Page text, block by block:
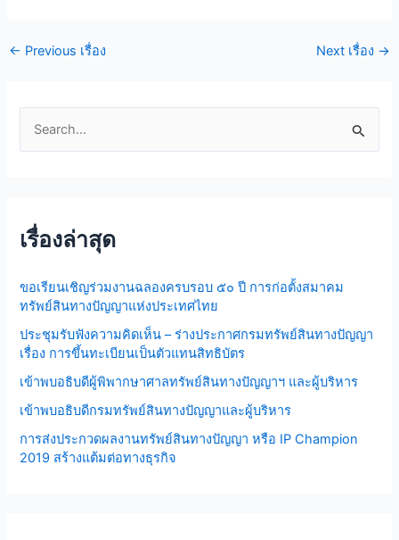
← Previous เรื่อง Next เรื่อง →
c
f
o
r
เรื่องล่าสุด
ขอเรียนเชิญร่วมงานฉลองครบรอบ ๕๐ ปี การก่อตั้งสมาคม
ทรัพย์สินทางปัญญาแห่งประเทศไทย
ประชุมรับฟังความคิดเห็น – ร่างประกาศกรมทรัพย์สินทางปัญญา
เรื่อง การขึ้นทะเบียนเป็นตัวแทนสิทธิบัตร
เข้าพบอธิบดีผู้พิพากษาศาลทรัพย์สินทางปัญญาฯ และผู้บริหาร
เข้าพบอธิบดีกรมทรัพย์สินทางปัญญาและผู้บริหาร
การส่งประกวดผลงานทรัพย์สินทางปัญญา หรือ IP Champion
2019 สร้างแต้มต่อทางธุรกิจ